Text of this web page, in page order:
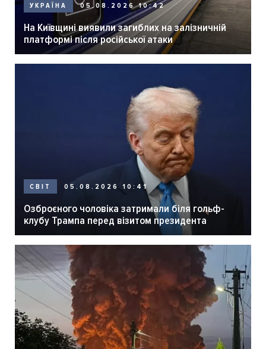
УКРАЇНА 05.08.2026 10:42
На Київщині виявили загиблих на залізничній
платформі після російської атаки
СВІТ 05.08.2026 10:41
Озброєного чоловіка затримали біля гольф-
клубу Трампа перед візитом президента